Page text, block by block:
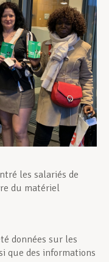
les salariés de
du matériel
données sur les
que des informations